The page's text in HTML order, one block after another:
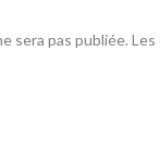
sera pas publiée.Les